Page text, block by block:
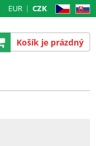
CZ SK
EUR CZK
Košík je prázdný